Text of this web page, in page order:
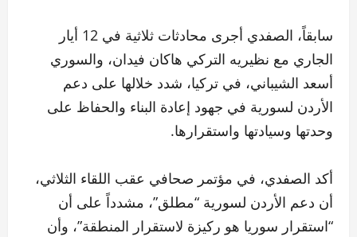
سابقاً، الصفدي أجرى محادثات ثلاثية في 12 أيار
الجاري مع نظيريه التركي هاكان فيدان، والسوري
أسعد الشيباني، في تركيا، شدد خلالها على دعم
الأردن لسورية في جهود إعادة البناء والحفاظ على
وحدتها وسيادتها واستقرارها.
أكد الصفدي، في مؤتمر صحافي عقب اللقاء الثلاثي،
أن دعم الأردن لسورية “مطلق”، مشدداً على أن
“استقرار سوريا هو ركيزة لاستقرار المنطقة”، وأن